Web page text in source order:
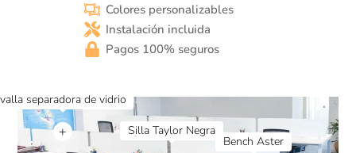
Colores personalizables
Instalación incluida
Pagos 100% seguros
+